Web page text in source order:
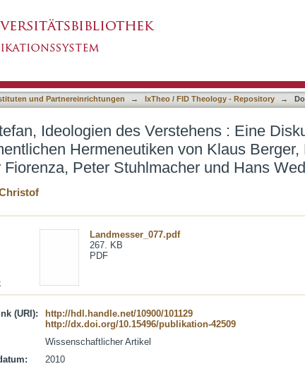
Schüssler Fiorenza, Peter
und Partnereinrichtungen → IxTheo / FID Theology - Repository →
Ideologien des Verstehens : Eine
Hermeneutiken von Klaus Berger,
Fiorenza, Peter Stuhlmacher und Hans
Landmesser_077.pdf
267. KB
PDF
(URI):
http://hdl.handle.net/10900/101129
http://dx.doi.org/10.15496/publikation-42509
Wissenschaftlicher Artikel
2010